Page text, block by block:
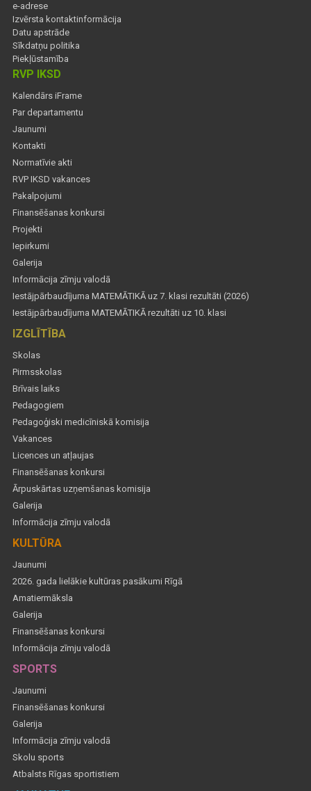
e-adrese
Izvērsta kontaktinformācija
Datu apstrāde
Sīkdatņu politika
Piekļūstamība
RVP IKSD
Kalendārs iFrame
Par departamentu
Jaunumi
Kontakti
Normatīvie akti
RVP IKSD vakances
Pakalpojumi
Finansēšanas konkursi
Projekti
Iepirkumi
Galerija
Informācija zīmju valodā
Iestājpārbaudījuma MATEMĀTIKĀ uz 7. klasi rezultāti (2026)
Iestājpārbaudījuma MATEMĀTIKĀ rezultāti uz 10. klasi
IZGLĪTĪBA
Skolas
Pirmsskolas
Brīvais laiks
Pedagogiem
Pedagoģiski medicīniskā komisija
Vakances
Licences un atļaujas
Finansēšanas konkursi
Ārpuskārtas uzņemšanas komisija
Galerija
Informācija zīmju valodā
KULTŪRA
Jaunumi
2026. gada lielākie kultūras pasākumi Rīgā
Amatiermāksla
Galerija
Finansēšanas konkursi
Informācija zīmju valodā
SPORTS
Jaunumi
Finansēšanas konkursi
Galerija
Informācija zīmju valodā
Skolu sports
Atbalsts Rīgas sportistiem